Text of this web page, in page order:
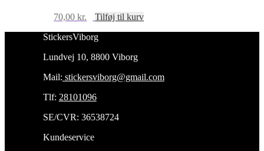
70,00kr.
Tilføj til kurv
StickersViborg
Lundvej 10, 8800 Viborg
Mail: stickersviborg@gmail.com
Tlf: 28101096
SE/CVR: 36538724
Kundeservice